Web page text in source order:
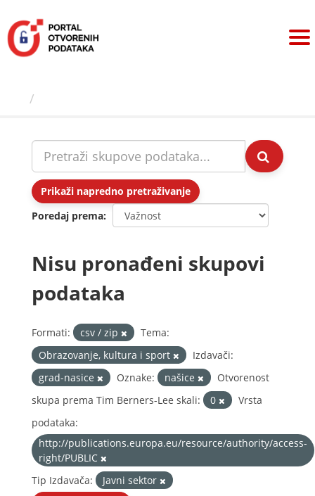
sadržaj
Prikaži napredno pretraživanje
Poredaj prema
Nisu pronađeni skupovi
podataka
Formati: csv / zip
Tema:
Obrazovanje, kultura i sport
Izdavači:
grad-nasice
Oznake: našice
Otvorenost
skupa prema Tim Berners-Lee skali:
0
Vrsta
podataka:
http://publications.europa.eu/resource/authority/access-
right/PUBLIC
Tip Izdavača:
Javni sektor